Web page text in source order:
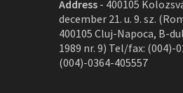
Address - 400105
december 21. u. 9. sz.
400105 Cluj-Napoca, B-
1989 nr. 9) Tel/fax: (004)-
(004)-0364-405557